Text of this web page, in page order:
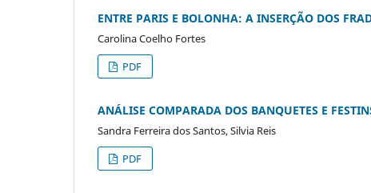
ENTRE PARIS E BOLONHA: A INSERÇÃO DOS
Carolina Coelho Fortes
PDF
ANÁLISE COMPARADA DOS BANQUETES E
Sandra Ferreira dos Santos, Silvia Reis
PDF